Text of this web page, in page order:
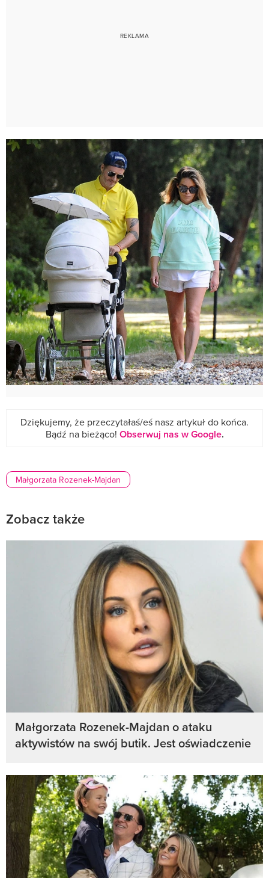
Dziękujemy, że przeczytałaś/eś nasz artykuł do końca.
Bądź na bieżąco! Obserwuj nas w Google.
Małgorzata Rozenek-Majdan
Zobacz także
Małgorzata Rozenek-Majdan o ataku
aktywistów na swój butik. Jest oświadczenie